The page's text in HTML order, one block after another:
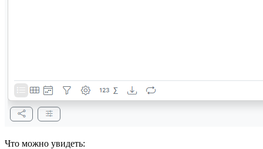
Что можно увидеть: